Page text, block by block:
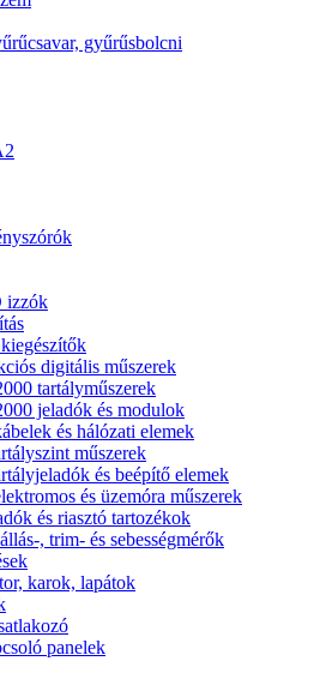
gyűrűsbolcni
izzók
digitális műszerek
tartályműszerek
jeladók és modulok
és hálózati elemek
műszerek
és beépítő elemek
és üzemóra műszerek
és riasztó tartozékok
, trim- és sebességmérők
karok, lapátok
panelek